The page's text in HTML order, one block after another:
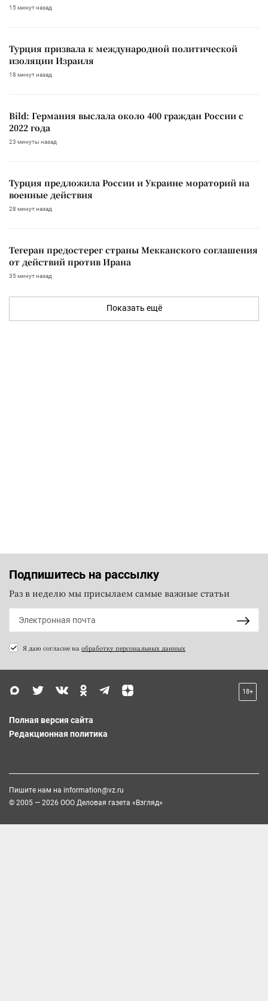
15 минут назад
Турция призвала к международной политической
изоляции Израиля
18 минут назад
Bild: Германия выслала около 400 граждан России с
2022 года
23 минуты назад
Турция предложила России и Украине мораторий на
военные действия
28 минут назад
Тегеран предостерег страны Мекканского соглашения
от действий против Ирана
35 минут назад
Показать ещё
Подпишитесь на рассылку
Раз в неделю мы присылаем самые важные статьи
Я даю согласие на обработку персональных данных
18+
Полная версия сайта
Редакционная политика
Пишите нам на information@vz.ru
© 2005 — 2026 ООО Деловая газета «Взгляд»